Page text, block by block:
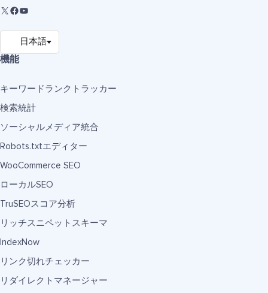
機能
キーワードランクトラッカー
検索統計
ソーシャルメディア統合
Robots.txtエディター
WooCommerce SEO
ローカルSEO
TruSEOスコア分析
リッチスニペットスキーマ
IndexNow
リンク切れチェッカー
リダイレクトマネージャー